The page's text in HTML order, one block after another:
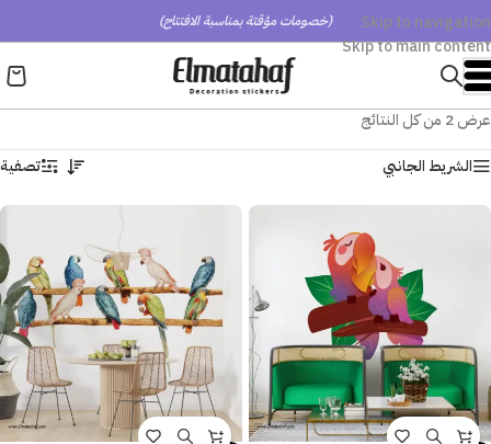
Skip to navigation
Skip to main content
(خصومات مؤقتة بمناسبة الافتتاح)
عرض ⁦2⁩ من كل النتائج
الشريط الجانبي
تصفية